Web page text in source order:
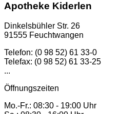
Apotheke Kiderlen
Dinkelsbühler Str. 26
91555 Feuchtwangen
Telefon: (0 98 52) 61 33-0
Telefax: (0 98 52) 61 33-25
...
Öffnungszeiten
Mo.-Fr.: 08:30 - 19:00 Uhr